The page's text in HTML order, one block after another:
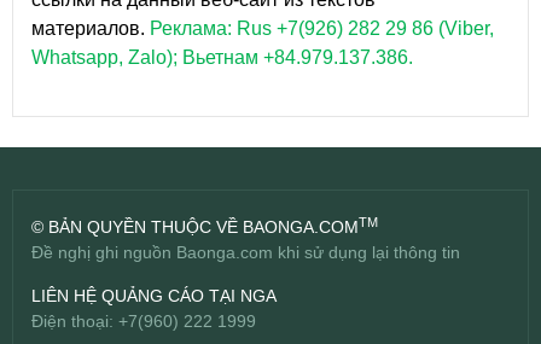
материалов. Реклама: Rus +7(926) 282 29 86 (Viber,
Whatsapp, Zalo); Вьетнам +84.979.137.386.
© BẢN QUYỀN THUỘC VỀ BAONGA.COMTM
Đề nghị ghi nguồn Baonga.com khi sử dụng lại thông tin
LIÊN HỆ QUẢNG CÁO TẠI NGA
Điện thoại: +7(960) 222 1999